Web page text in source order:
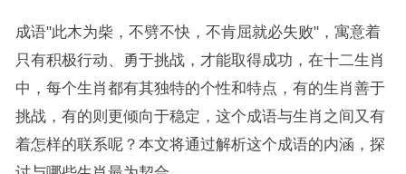
成语"此木为柴，不劈不快，不肯屈就必失败"，寓意着
只有积极行动、勇于挑战，才能取得成功，在十二生肖
中，每个生肖都有其独特的个性和特点，有的生肖善于
挑战，有的则更倾向于稳定，这个成语与生肖之间又有
着怎样的联系呢？本文将通过解析这个成语的内涵，探